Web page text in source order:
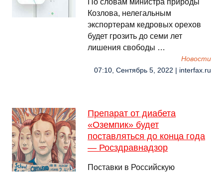
По словам министра природы
Козлова, нелегальным
экспортерам кедровых орехов
будет грозить до семи лет
лишения свободы …
Новости
07:10, Сентябрь 5, 2022 | interfax.ru
Препарат от диабета
«Оземпик» будет
поставляться до конца года
— Росздравнадзор
Поставки в Российскую